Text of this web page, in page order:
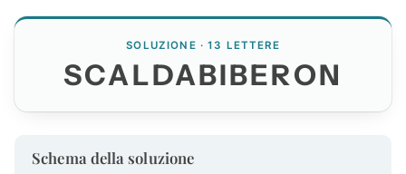
SOLUZIONE · 13 LETTERE
SCALDABIBERON
Schema della soluzione